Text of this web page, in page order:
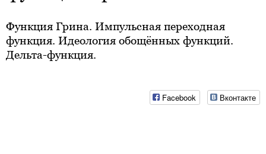
Функция Грина. Импульсная переходная
функция. Идеология обощённых функций.
Дельта-функция.
Facebook Вконтакте